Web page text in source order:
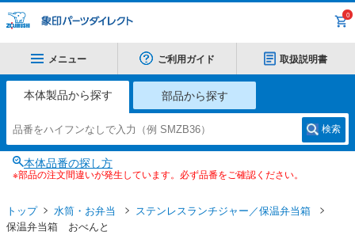
0
メニュー ご利用ガイド 取扱説明書
本体製品から探す 部品から探す
検索
本体品番の探し方
※部品の注文間違いが発生しています。必ず品番をご確認ください。
トップ 水筒・お弁当
ステンレスランチジャー／保温弁当箱
保温弁当箱 おべんと